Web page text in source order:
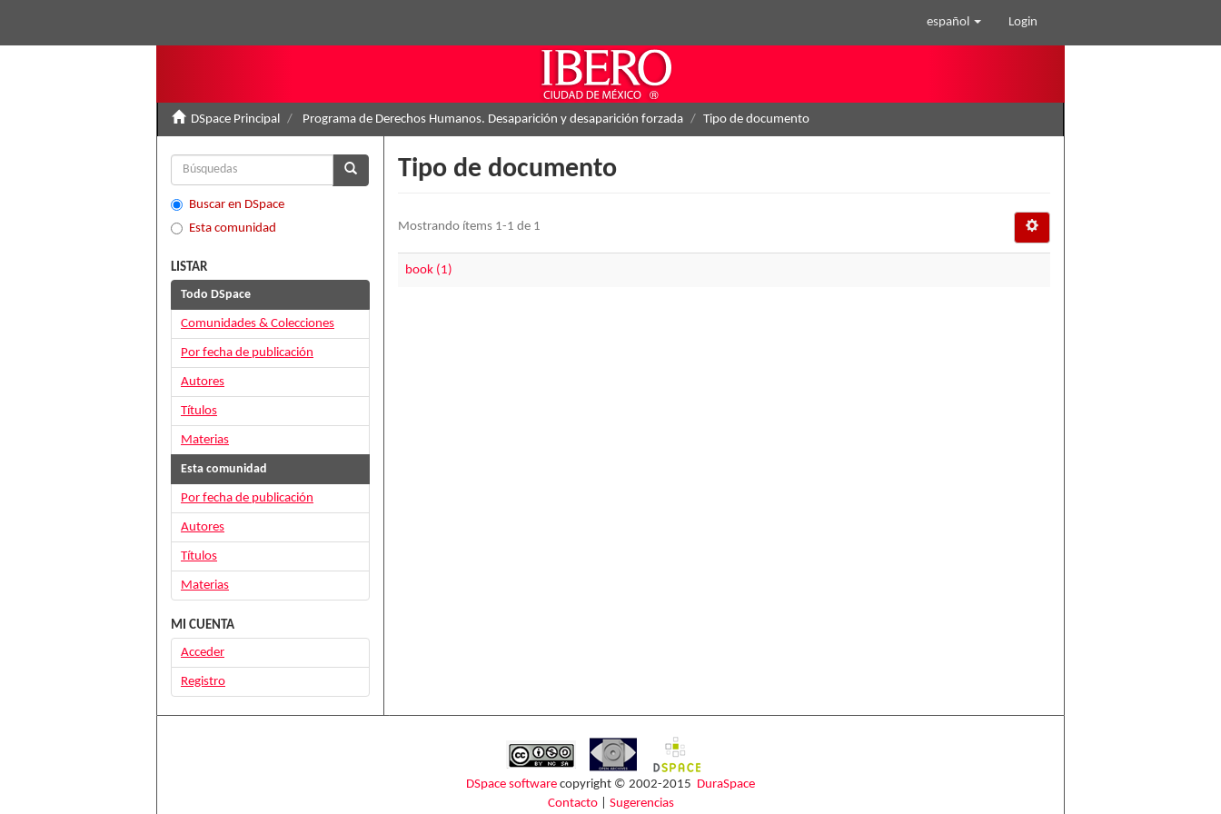
español Login
DSpace Principal Programa de Derechos Humanos. Desaparición y desaparición forzada Tipo de documento
Tipo de documento
Mostrando ítems 1-1 de 1
book (1)
Buscar en DSpace
Esta comunidad
LISTAR
Todo DSpace
Comunidades & Colecciones
Por fecha de publicación
Autores
Títulos
Materias
Esta comunidad
Por fecha de publicación
Autores
Títulos
Materias
MI CUENTA
Acceder
Registro
DSpace software copyright © 2002-2015 DuraSpace
Contacto| Sugerencias